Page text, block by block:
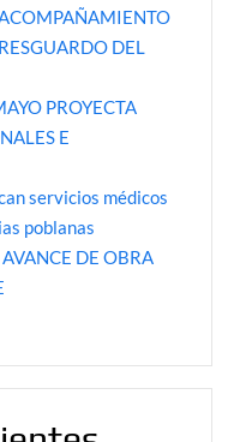
DEL
PROYECTA
E
servicios médicos
poblanas
DE OBRA